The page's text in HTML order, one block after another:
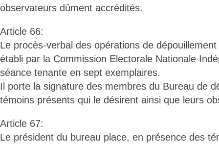
observateurs dûment accrédités.
Article 66:
Le procès-verbal des opérations de
établi par la Commission Electorale Nationale
séance tenante en sept exemplaires.
Il porte la signature des membres du Bureau de
témoins présents qui le désirent ainsi que leurs
Article 67:
Le président du bureau place, en présence des